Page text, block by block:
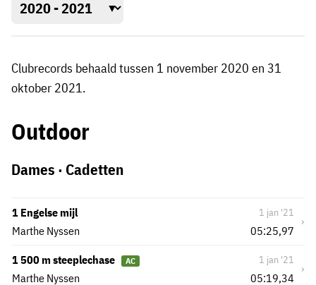
Clubrecords behaald tussen 1 november 2020 en 31
oktober 2021.
Outdoor
Dames · Cadetten
1 Engelse mijl
Marthe Nyssen
05:25,97
1 jan '21
›
1 500 m steeplechase AC
Marthe Nyssen 05:19,34
1 jan '21
›